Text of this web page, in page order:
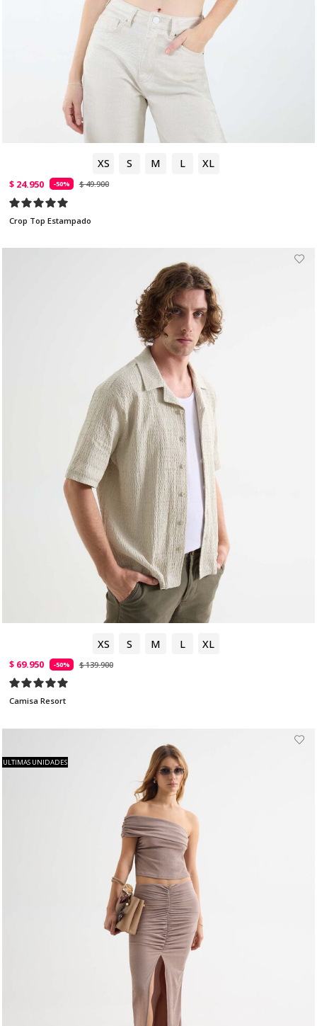
XS S M L XL
$ 24.950 -50% $ 49.900
Crop Top Estampado
XS S M L XL
$ 69.950 -50% $ 139.900
Camisa Resort
ULTIMAS UNIDADES